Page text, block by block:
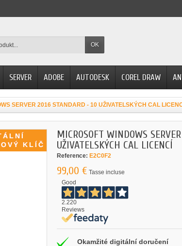
OK
SERVER ADOBE AUTODESK COREL DRAW
SERVER 2016 STANDARD - 10 UŽIVATELSKÝCH CAL
MICROSOFT WINDOWS
UŽIVATELSKÝCH CAL LICENCÍ
Reference: E2C0F2
99,00 € Tasse incluse
Good
2.220
Reviews
Okamžité digitální doručení